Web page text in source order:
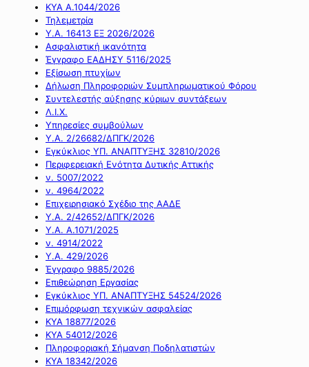
ΚΥΑ Α.1044/2026
Τηλεμετρία
Υ.Α. 16413 ΕΞ 2026/2026
Ασφαλιστική ικανότητα
Έγγραφο ΕΑΔΗΣΥ 5116/2025
Εξίσωση πτυχίων
Δήλωση Πληροφοριών Συμπληρωματικού Φόρου
Συντελεστής αύξησης κύριων συντάξεων
Λ.Ι.Χ.
Υπηρεσίες συμβούλων
Υ.Α. 2/26682/ΔΠΓΚ/2026
Εγκύκλιος ΥΠ. ΑΝΑΠΤΥΞΗΣ 32810/2026
Περιφερειακή Ενότητα Δυτικής Αττικής
ν. 5007/2022
ν. 4964/2022
Επιχειρησιακό Σχέδιο της ΑΑΔΕ
Υ.Α. 2/42652/ΔΠΓΚ/2026
Υ.Α. Α.1071/2025
ν. 4914/2022
Υ.Α. 429/2026
Έγγραφο 9885/2026
Επιθεώρηση Εργασίας
Εγκύκλιος ΥΠ. ΑΝΑΠΤΥΞΗΣ 54524/2026
Επιμόρφωση τεχνικών ασφαλείας
ΚΥΑ 18877/2026
ΚΥΑ 54012/2026
Πληροφοριακή Σήμανση Ποδηλατιστών
ΚΥΑ 18342/2026